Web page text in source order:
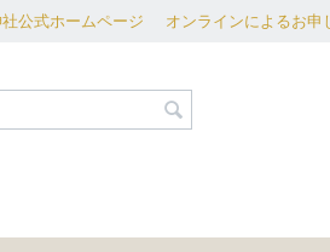
公式ホームページ オンラインによるお申